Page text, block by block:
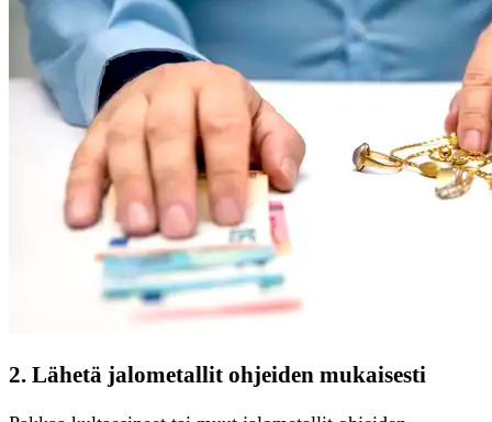
2. Lähetä jalometallit ohjeiden mukaisesti